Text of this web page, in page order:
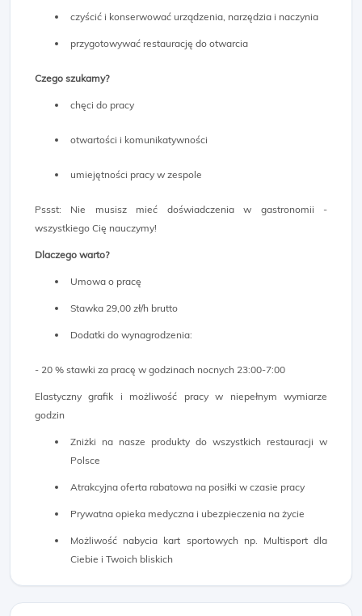
czyścić i konserwować urządzenia, narzędzia i naczynia
przygotowywać restaurację do otwarcia
Czego szukamy?
chęci do pracy
otwartości i komunikatywności
umiejętności pracy w zespole
Pssst: Nie musisz mieć doświadczenia w gastronomii -
wszystkiego Cię nauczymy!
Dlaczego warto?
Umowa o pracę
Stawka 29,00 zł/h brutto
Dodatki do wynagrodzenia:
- 20 % stawki za pracę w godzinach nocnych 23:00-7:00
Elastyczny grafik i możliwość pracy w niepełnym wymiarze
godzin
Zniżki na nasze produkty do wszystkich restauracji w
Polsce
Atrakcyjna oferta rabatowa na posiłki w czasie pracy
Prywatna opieka medyczna i ubezpieczenia na życie
Możliwość nabycia kart sportowych np. Multisport dla
Ciebie i Twoich bliskich